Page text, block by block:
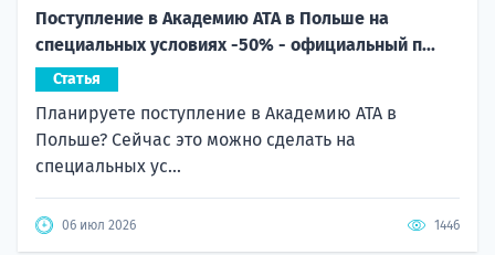
Поступление в Академию ATA в Польше на
специальных условиях -50% - официальный п...
Статья
Планируете поступление в Академию ATA в
Польше? Сейчас это можно сделать на
специальных ус...
06 июл 2026 1446